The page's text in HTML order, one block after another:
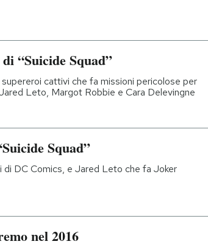
“Suicide Squad”
cattivi che fa missioni pericolose per
Leto, Margot Robbie e Cara Delevingne
Squad”
DC Comics, e Jared Leto che fa Joker
nel 2016